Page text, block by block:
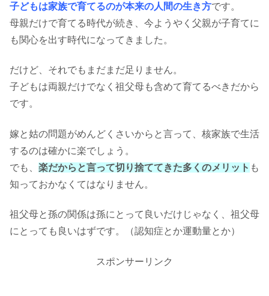
子どもは家族で育てるのが本来の人間の生き方です。
母親だけで育てる時代が続き、今ようやく父親が子育てに
も関心を出す時代になってきました。
だけど、それでもまだまだ足りません。
子どもは両親だけでなく祖父母も含めて育てるべきだから
です。
嫁と姑の問題がめんどくさいからと言って、核家族で生活
するのは確かに楽でしょう。
でも、 楽だからと言って切り捨ててきた多くのメリット も
知っておかなくてはなりません。
祖父母と孫の関係は孫にとって良いだけじゃなく、祖父母
にとっても良いはずです。（認知症とか運動量とか）
スポンサーリンク